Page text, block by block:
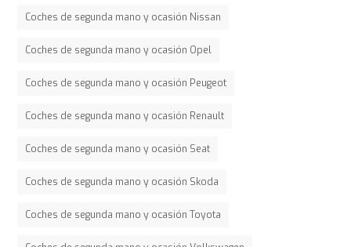
Coches de segunda mano y ocasión Nissan
Coches de segunda mano y ocasión Opel
Coches de segunda mano y ocasión Peugeot
Coches de segunda mano y ocasión Renault
Coches de segunda mano y ocasión Seat
Coches de segunda mano y ocasión Skoda
Coches de segunda mano y ocasión Toyota